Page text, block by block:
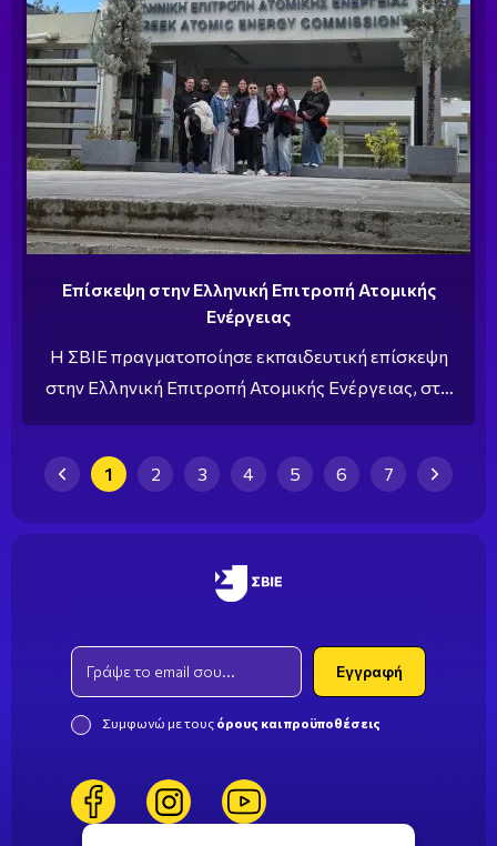
Επίσκεψη στην Ελληνική Επιτροπή Ατομικής
Ενέργειας
Η ΣΒΙΕ πραγματοποίησε εκπαιδευτική επίσκεψη
στην Ελληνική Επιτροπή Ατομικής Ενέργειας, στο
previous page
1
(current)
2 3 4 5 6 7
next
Email
Εγγραφή
Συμφωνώ με τους όρους και προϋποθέσεις
facebookinstagramyoutube